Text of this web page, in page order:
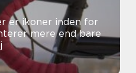
er ikoner inden for
mere end bare